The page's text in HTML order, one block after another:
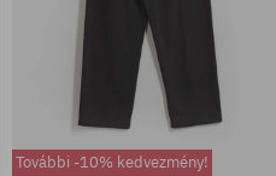
További -10% kedvezmény!